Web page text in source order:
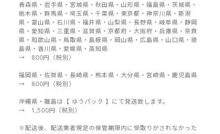
青森県・岩手県・宮城県・秋田県・山形県・福島県・茨城県・
栃木県・群馬県・埼玉県・千葉県・東京都・神奈川県・新潟
県・富山県・石川県・福井県・山梨県・長野県・岐阜県・静岡
県・愛知県・三重県・滋賀県・京都府・大阪府・兵庫県・奈良
県・和歌山県・鳥取県・島根県・岡山県・広島県・山口県・徳
島県・香川県・愛媛県・高知県
→ 800円（税別）
福岡県・佐賀県・長崎県・熊本県・大分県・宮崎県・鹿児島県
→ 800円（税別）
沖縄県・離島は【 ゆうパック 】にて発送致します。
→ 1,500円（税別）
※配送後、配送業者規定の保管期限内に受取りがされなかった